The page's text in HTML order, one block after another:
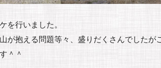
を行いました。
が抱える問題等々、盛りだくさんでしたが
＾＾